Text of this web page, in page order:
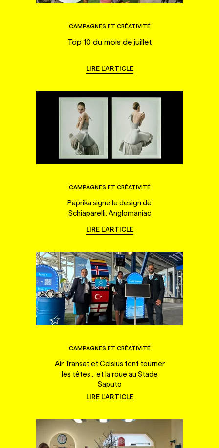
CAMPAGNES ET CRÉATIVITÉ
Top 10 du mois de juillet
LIRE L'ARTICLE
CAMPAGNES ET CRÉATIVITÉ
Paprika signe le design de
Schiaparelli: Anglomaniac
LIRE L'ARTICLE
CAMPAGNES ET CRÉATIVITÉ
Air Transat et Celsius font tourner
les têtes... et la roue au Stade
Saputo
LIRE L'ARTICLE